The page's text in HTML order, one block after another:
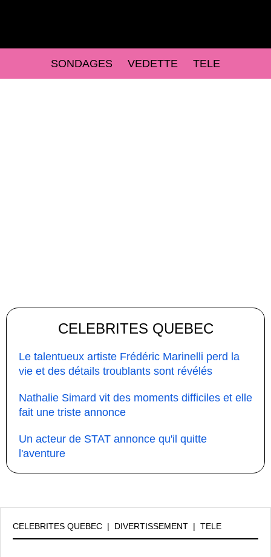
SONDAGES VEDETTE TELE
CELEBRITES QUEBEC
Le talentueux artiste Frédéric Marinelli perd la
vie et des détails troublants sont révélés
Nathalie Simard vit des moments difficiles et elle
fait une triste annonce
Un acteur de STAT annonce qu'il quitte
l'aventure
CELEBRITES QUEBEC | DIVERTISSEMENT | TELE